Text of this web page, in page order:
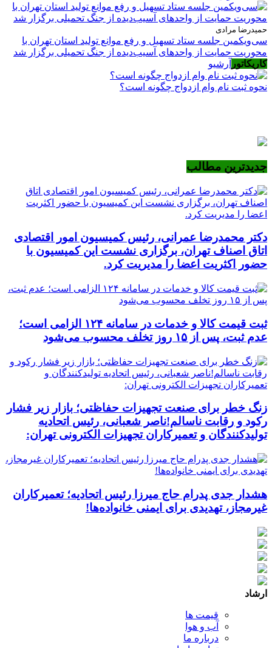
حمیدرضا مرادی
سی‌ویکمین جلسه ستاد تسهیل و رفع موانع تولید استان تهران با
محوریت حمایت از واحدهای آسیب‌دیده از جنگ تحمیلی برگزار شد
کاریکاتور آرشیو
نحوه ثبت نام وام ازدواج چگونه است؟
جدیدترین مطالب
دکتر محمدرضا عمرانی، رئیس کمیسیون امور اقتصادی
اتاق اصناف تهران، برگزاری نشست این کمیسیون با
حضور اکثریت اعضا را مدیریت کرد.
ثبت قیمت کالا و خدمات در سامانه ۱۲۴ الزامی است؛
عدم ثبت، پس از ۱۵ روز تخلف محسوب می‌شود
زنگ خطر برای صنعت تجهیزات حفاظتی؛ بازار زیر فشار
رکود و رقابت ناسالم!ناصر شعبانی، رئیس اتحادیه
تولیدکنندگان و تعمیرکاران تجهیزات الکترونی تهران:
هشدار جدی پدرام حاج میرزا رئیس اتحادیه؛ تعمیرکاران
غیرمجاز، تهدیدی برای ایمنی خانواده‌ها!
ارشاد
قیمت ها
آب و هوا
درباره ما